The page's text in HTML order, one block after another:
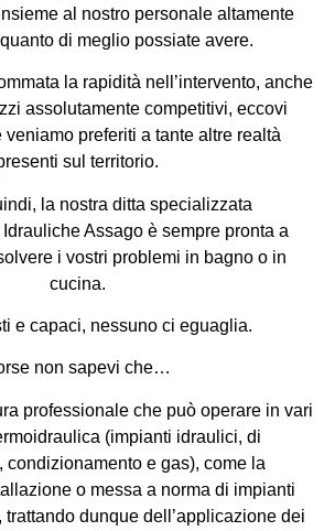
al nostro personale altamente
di meglio possiate avere.
la rapidità nell’intervento, anche
assolutamente competitivi, eccovi
preferiti a tante altre realtà
sul territorio.
la nostra ditta specializzata
Assago è sempre pronta a
i vostri problemi in bagno o in
cucina.
e capaci, nessuno ci eguaglia.
non sapevi che…
professionale che può operare in vari
(impianti idraulici, di
, condizionamento e gas), come la
o messa a norma di impianti
, trattando dunque dell’applicazione dei